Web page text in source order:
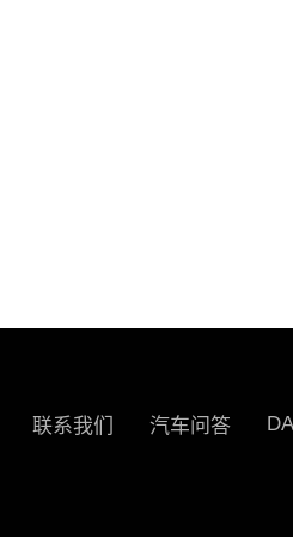
联系我们 汽车问答